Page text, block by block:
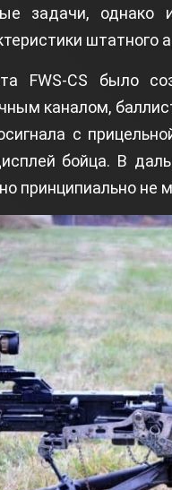
задачи, однако
штатного
FWS-CS было
каналом,
с
бойца. В
принципиально не